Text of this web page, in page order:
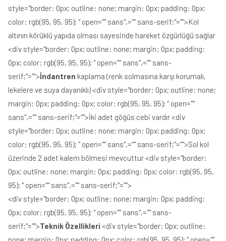
style="border: 0px; outline: none; margin: 0px; padding: 0px;
color: rgb(95, 95, 95); " open="" sans",="" sans-serif;"="">Kol
altının körüklü yapıda olması sayesinde hareket özgürlüğü sağlar
<div style="border: 0px; outline: none; margin: 0px; padding:
0px; color: rgb(95, 95, 95); " open="" sans",="" sans-
serif;"="">İndantren kaplama (renk solmasına karşı korumalı,
lekelere ve suya dayanıklı) <div style="border: 0px; outline: none;
margin: 0px; padding: 0px; color: rgb(95, 95, 95); " open=""
sans",="" sans-serif;"="">İki adet göğüs cebi vardır <div
style="border: 0px; outline: none; margin: 0px; padding: 0px;
color: rgb(95, 95, 95); " open="" sans",="" sans-serif;"="">Sol kol
üzerinde 2 adet kalem bölmesi mevcuttur <div style="border:
0px; outline: none; margin: 0px; padding: 0px; color: rgb(95, 95,
95); " open="" sans",="" sans-serif;"="">
<div style="border: 0px; outline: none; margin: 0px; padding:
0px; color: rgb(95, 95, 95); " open="" sans",="" sans-
serif;"="">Teknik Özellikleri <div style="border: 0px; outline: